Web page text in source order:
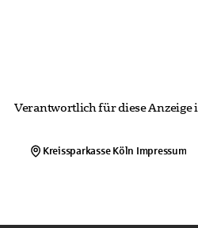
Verantwortlich für diese Anzeige
Kreissparkasse Köln Impressum